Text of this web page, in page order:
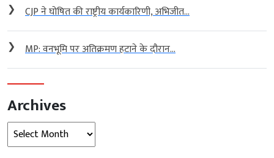
❯ CJP ने घोषित की राष्ट्रीय कार्यकारिणी, अभिजीत...
❯ MP: वनभूमि पर अतिक्रमण हटाने के दौरान...
Archives
Archives